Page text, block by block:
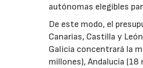
autónomas elegibles
De este modo, el
Canarias, Castilla y
Galicia concentrará la
millones), Andalucía